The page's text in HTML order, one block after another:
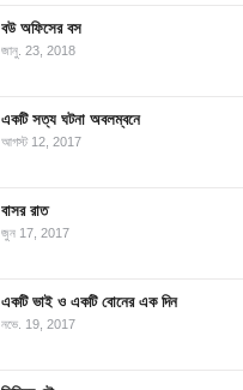
বউ অফিসের বস
জানু. 23, 2018
একটি সত্য ঘটনা অবলম্বনে
আগস্ট 12, 2017
বাসর রাত
জুন 17, 2017
একটি ভাই ও একটি বোনের এক দিন
নভে. 19, 2017